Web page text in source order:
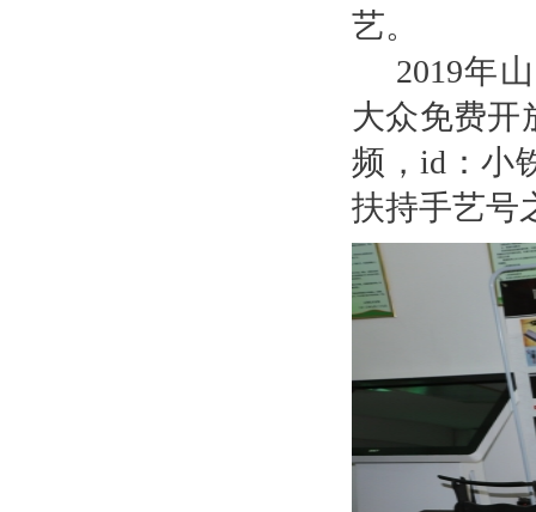
艺。
2019年
大众免费开
频，id：小
扶持手艺号